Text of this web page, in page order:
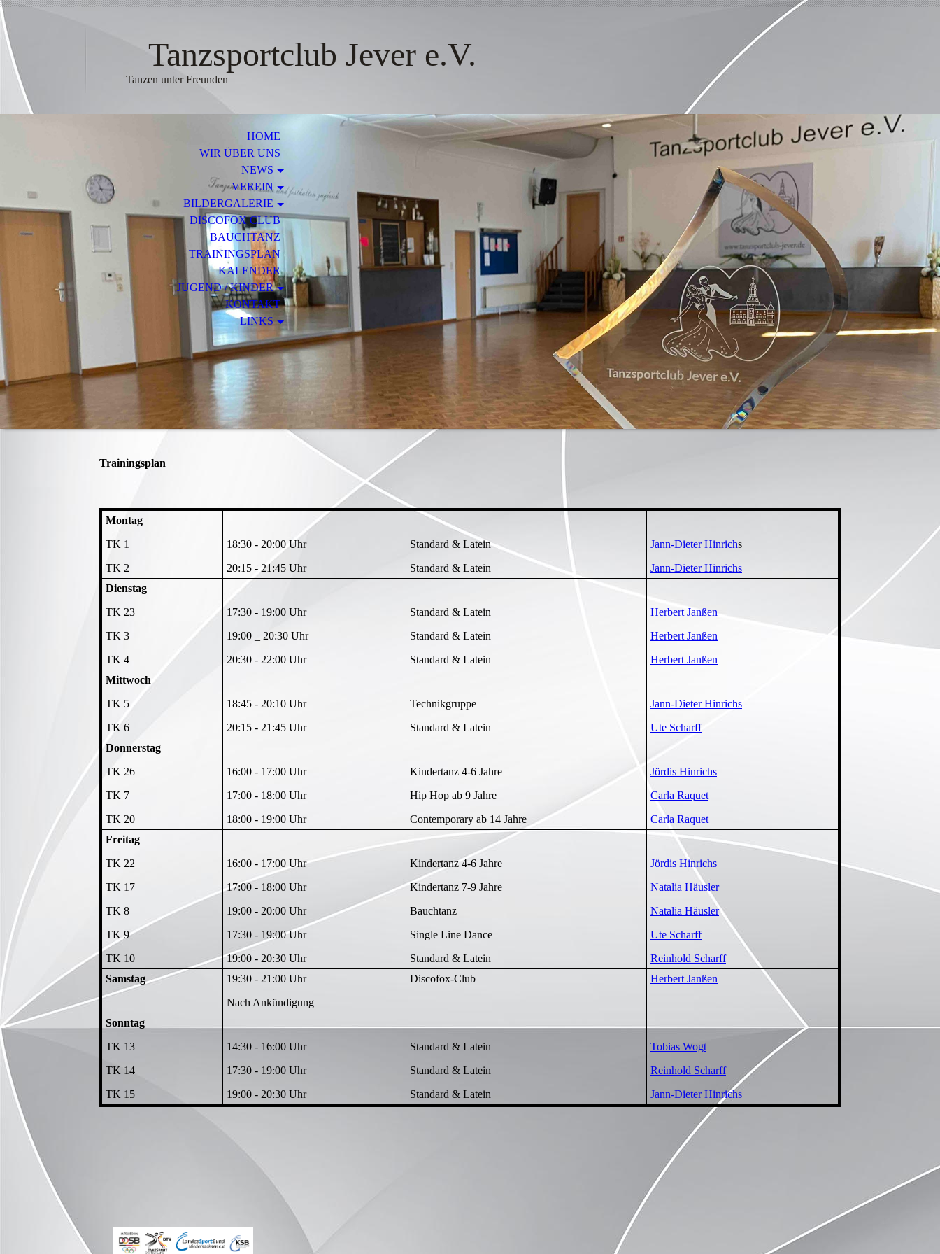
Tanzsportclub Jever e.V.
Tanzen unter Freunden
HOME
WIR ÜBER UNS
NEWS
VEREIN
BILDERGALERIE
DISCOFOX CLUB
BAUCHTANZ
TRAININGSPLAN
KALENDER
JUGEND / KINDER
KONTAKT
LINKS
Trainingsplan
Montag
TK 1
TK 2
18:30 - 20:00 Uhr
20:15 - 21:45 Uhr
Standard & Latein
Standard & Latein
Jann-Dieter Hinrichs
Jann-Dieter Hinrichs
Dienstag
TK 23
TK 3
TK 4
17:30 - 19:00 Uhr
19:00 _ 20:30 Uhr
20:30 - 22:00 Uhr
Standard & Latein
Standard & Latein
Standard & Latein
Herbert Janßen
Herbert Janßen
Herbert Janßen
Mittwoch
TK 5
TK 6
18:45 - 20:10 Uhr
20:15 - 21:45 Uhr
Technikgruppe
Standard & Latein
Jann-Dieter Hinrichs
Ute Scharff
Donnerstag
TK 26
TK 7
TK 20
16:00 - 17:00 Uhr
17:00 - 18:00 Uhr
18:00 - 19:00 Uhr
Kindertanz 4-6 Jahre
Hip Hop ab 9 Jahre
Contemporary ab 14 Jahre
Jördis Hinrichs
Carla Raquet
Carla Raquet
Freitag
TK 22
TK 17
TK 8
TK 9
TK 10
16:00 - 17:00 Uhr
17:00 - 18:00 Uhr
19:00 - 20:00 Uhr
17:30 - 19:00 Uhr
19:00 - 20:30 Uhr
Kindertanz 4-6 Jahre
Kindertanz 7-9 Jahre
Bauchtanz
Single Line Dance
Standard & Latein
Jördis Hinrichs
Natalia Häusler
Natalia Häusler
Ute Scharff
Reinhold Scharff
Samstag
19:30 - 21:00 Uhr
Nach Ankündigung
Discofox-Club Herbert Janßen
Sonntag
TK 13
TK 14
TK 15
14:30 - 16:00 Uhr
17:30 - 19:00 Uhr
19:00 - 20:30 Uhr
Standard & Latein
Standard & Latein
Standard & Latein
Tobias Wogt
Reinhold Scharff
Jann-Dieter Hinrichs